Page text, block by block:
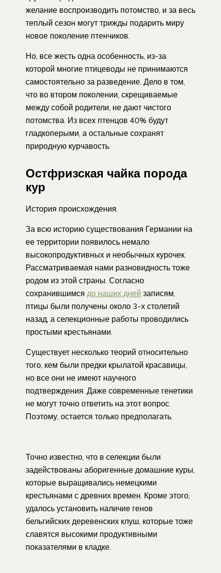
желание воспроизводить потомство, и за весь
теплый сезон могут трижды подарить миру
новое поколение птенчиков.
Но, все жесть одна особенность, из-за
которой многие птицеводы не принимаются
самостоятельно за разведение. Дело в том,
что во втором поколении, скрещиваемые
между собой родители, не дают чистого
потомства. Из всех птенцов 40% будут
гладкоперыми, а остальные сохранят
природную курчавость.
Остфризская чайка порода
кур
История происхождения.
За всю историю существования Германии на
ее территории появилось немало
высокопродуктивных и необычных курочек.
Рассматриваемая нами разновидность тоже
родом из этой страны. Согласно
сохранившимся до наших дней записям,
птицы были получены около 3-х столетий
назад, а селекционные работы проводились
простыми крестьянами.
Существует несколько теорий относительно
того, кем были предки крылатой красавицы,
но все они не имеют научного
подтверждения. Даже современные генетики
не могут точно ответить на этот вопрос.
Поэтому, остается только предполагать.
Точно известно, что в селекции были
задействованы аборигенные домашние куры,
которые выращивались немецкими
крестьянами с древних времен. Кроме этого,
удалось установить наличие генов
бельгийских деревенских клуш, которые тоже
славятся высокими продуктивными
показателями в кладке.